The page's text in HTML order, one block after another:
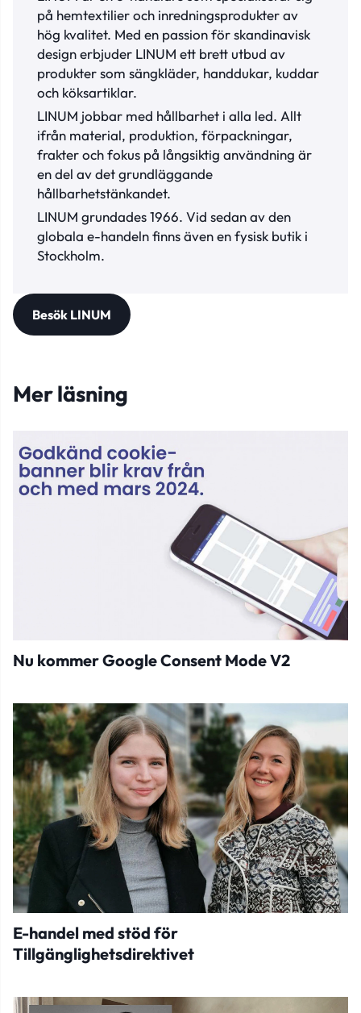
på hemtextilier och inredningsprodukter av
hög kvalitet. Med en passion för skandinavisk
design erbjuder LINUM ett brett utbud av
produkter som sängkläder, handdukar, kuddar
och köksartiklar.
LINUM jobbar med hållbarhet i alla led. Allt
ifrån material, produktion, förpackningar,
frakter och fokus på långsiktig användning är
en del av det grundläggande
hållbarhetstänkandet.
LINUM grundades 1966. Vid sedan av den
globala e-handeln finns även en fysisk butik i
Stockholm.
Besök LINUM
Mer läsning
Nu kommer Google Consent Mode V2
E-handel med stöd för
Tillgänglighetsdirektivet